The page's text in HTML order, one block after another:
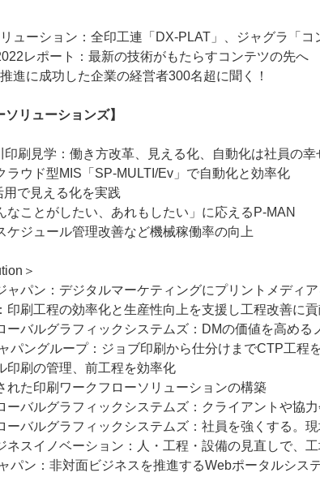
ューション：全印工連「DX-PLAT」、ジャグラ「コ
レポート：最新の技術がもたらすコンテツの先へ
進に成功した企業の経営者300名超に聞く！
ソリューションズ】
印刷見学：働き方改革、見える化、自動化は社員の幸
ラウド型MIS「SP-MULTI/Ev」で自動化と効率化
で見える化を実践
なことがしたい、あれもしたい」に応えるP-MAN
ケジュール管理改善など機械稼働率の向上
＞
ャパン：デジタルマーケティングにプリントメディ
印刷工程の効率化と生産性向上を支援し工程改善に
ーバルグラフィックシステムズ：DMの価値を高める
パングループ：ジョブ印刷から仕分けまでCTP工程
印刷の管理、前工程を効率化
れた印刷ワークフローソリューションの構築
ーバルグラフィックシステムズ：クライアントや協
ーバルグラフィックシステムズ：社員を強くする。
ネスイノベーション：人・工程・設備の見直しで、工
パン：非対面ビジネスを推進するWebポータルシス